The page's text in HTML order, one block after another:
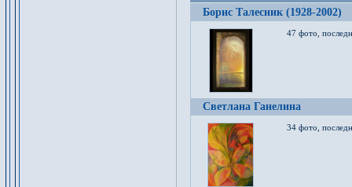
Борис Талесник (1928-2002)
47 фото,
Светлана Ганелина
34 фото,